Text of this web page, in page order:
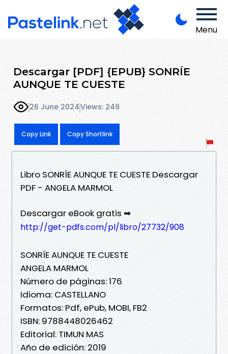
Menu
Descargar [PDF] {EPUB} SONRÍE
AUNQUE TE CUESTE
26 June 2024Views: 249
Copy Link Copy Shortlink
Libro SONRÍE AUNQUE TE CUESTE Descargar
PDF - ANGELA MARMOL
Descargar eBook gratis ➡
http://get-pdfs.com/pl/libro/27732/908
SONRÍE AUNQUE TE CUESTE
ANGELA MARMOL
Número de páginas: 176
Idioma: CASTELLANO
Formatos: Pdf, ePub, MOBI, FB2
ISBN: 9788448026462
Editorial: TIMUN MAS
Año de edición: 2019